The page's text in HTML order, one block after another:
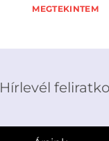
MEGTEKINTEM
Hírlevél